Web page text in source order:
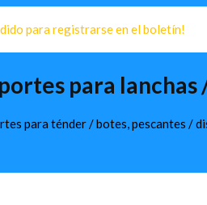
para registrarse en el boletín!
para
para ténder / botes, pescantes /